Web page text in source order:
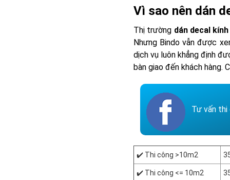
Vì sao nên dán
Thị trường dán decal
Nhưng Bindo vẫn được
dịch vụ luôn khẳng định
bàn giao đến khách hàng.
Tư vấn thi
✔️ Thi công >10m2
✔️ Thi công <= 10m2